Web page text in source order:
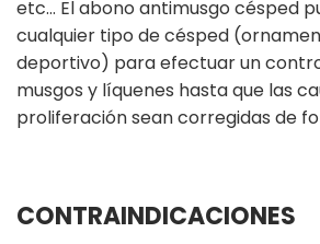
etc... El abono antimusgo césped
cualquier tipo de césped
deportivo) para efectuar un
musgos y líquenes hasta que las
proliferación sean corregidas de
CONTRAINDICACIONES